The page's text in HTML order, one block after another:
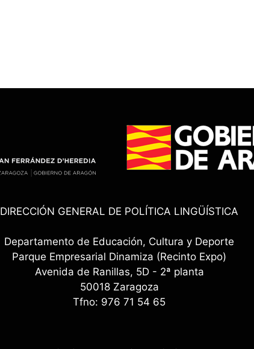
DIRECCIÓN GENERAL DE POLÍTICA LINGÜÍSTICA
Departamento de Educación, Cultura y Deporte
Parque Empresarial Dinamiza (Recinto Expo)
Avenida de Ranillas, 5D - 2ª planta
50018 Zaragoza
Tfno: 976 71 54 65